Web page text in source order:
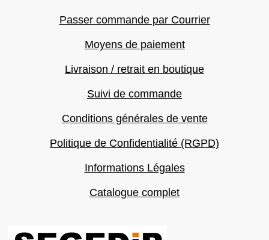
Passer commande par Courrier
Moyens de paiement
Livraison / retrait en boutique
Suivi de commande
Conditions générales de vente
Politique de Confidentialité (RGPD)
Informations Légales
Catalogue complet